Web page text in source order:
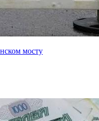
мосту